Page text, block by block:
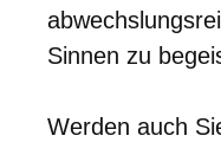
Sinnen zu
Werden auch